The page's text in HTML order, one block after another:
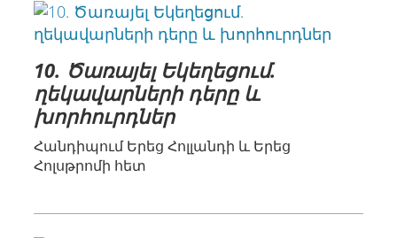
10. Ծառայել Եկեղեցում.
ղեկավարների դերը և
խորհուրդներ
Հանդիպում Երեց Հոլլանդի և Երեց
Հոլսթրոմի հետ